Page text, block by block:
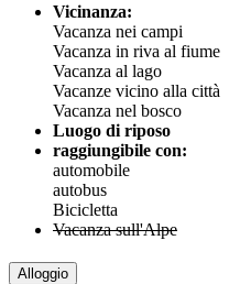
Vicinanza:
Vacanza nei campi
Vacanza in riva al fiume
Vacanza al lago
Vacanze vicino alla città
Vacanza nel bosco
Luogo di riposo
raggiungibile con:
automobile
autobus
Bicicletta
Vacanza sull'Alpe
Alloggio